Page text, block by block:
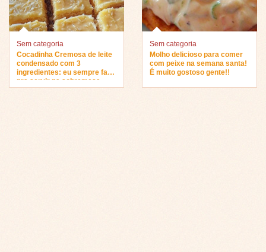
Sem categoria
Cocadinha Cremosa de leite
condensado com 3
ingredientes: eu sempre faço
pra servir na sobremesa…
Sem categoria
Molho delicioso para comer
com peixe na semana santa!
É muito gostoso gente!!